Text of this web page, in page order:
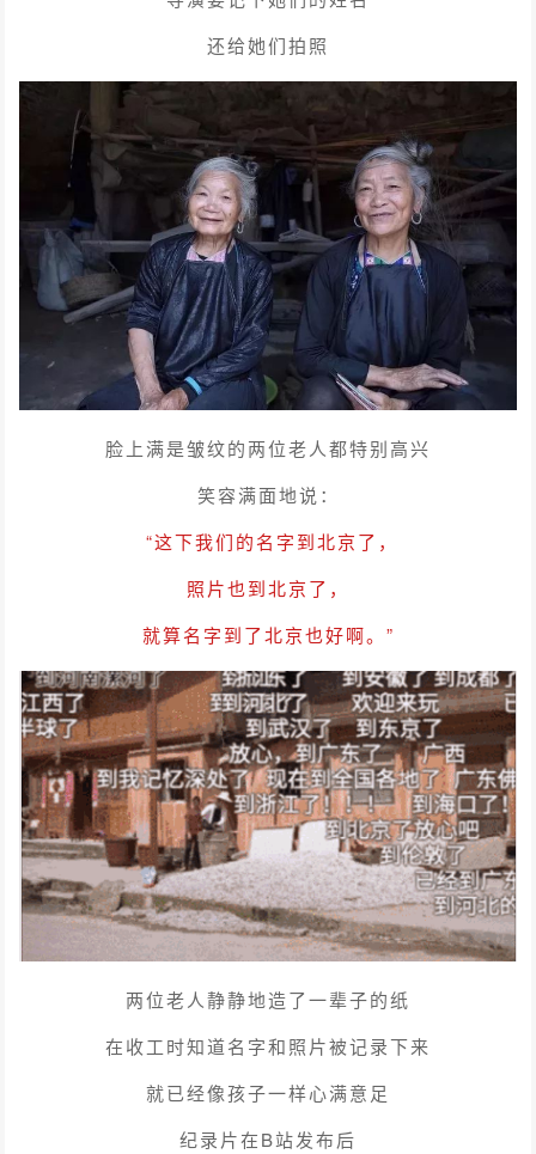
还给她们拍照
脸上满是皱纹的两位老人都特别高兴
笑容满面地说：
“这下我们的名字到北京了，
照片也到北京了，
就算名字到了北京也好啊。”
两位老人静静地造了一辈子的纸
在收工时知道名字和照片被记录下来
就已经像孩子一样心满意足
纪录片在B站发布后